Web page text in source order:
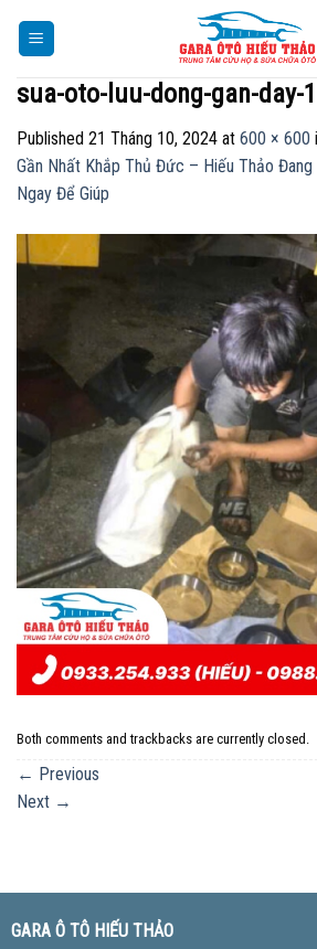
sua-oto-luu-dong-gan-day-1
Published 21 Tháng 10, 2024 at 600 × 600
Gần Nhất Khắp Thủ Đức – Hiếu Thảo Đang
Ngay Để Giúp
Both comments and trackbacks are currently closed.
← Previous
Next →
GARA Ô TÔ HIẾU THẢO